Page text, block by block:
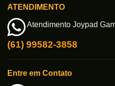
ATENDIMENTO
Atendimento Joypad
(61) 99582-3858
Entre em Contato